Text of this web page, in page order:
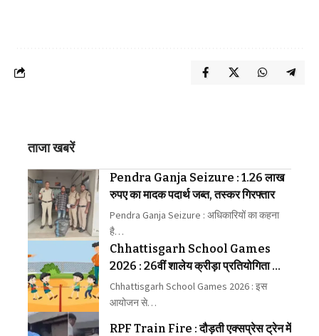
ताजा खबरें
Pendra Ganja Seizure : 1.26 लाख
रुपए का मादक पदार्थ जब्त, तस्कर गिरफ्तार
Pendra Ganja Seizure : अधिकारियों का कहना
है…
Chhattisgarh School Games
2026 : 26वीं शालेय क्रीड़ा प्रतियोगिता की
मेजबानी करेगा जीपीएम
Chhattisgarh School Games 2026 : इस
आयोजन से…
RPF Train Fire : दौड़ती एक्सप्रेस ट्रेन में